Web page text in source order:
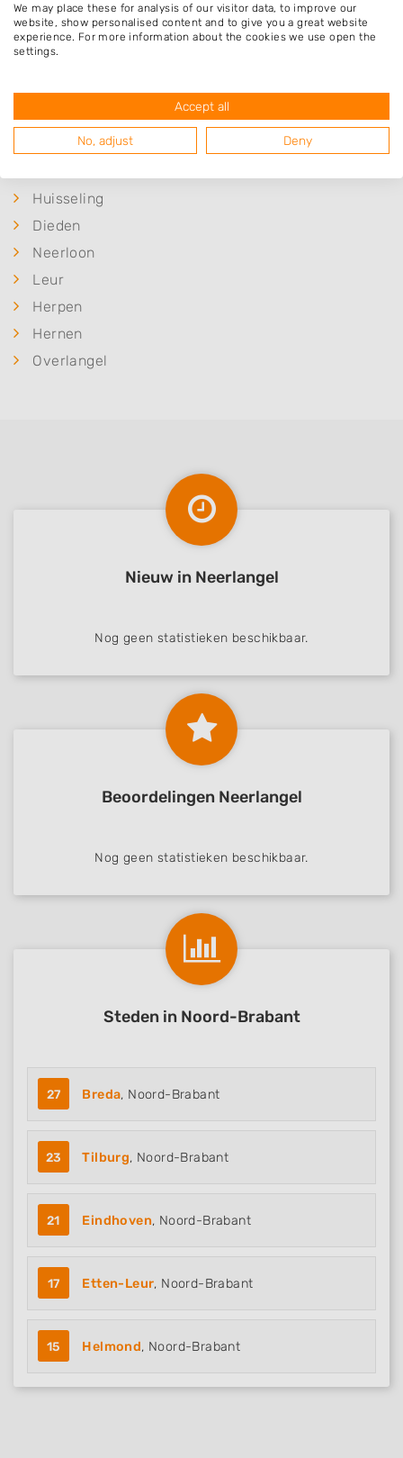
Plaatsen in de buurt
Demen
Deursen-Dennenburg
Batenburg
Huisseling
Dieden
Neerloon
Leur
Herpen
Hernen
Overlangel
Nieuw in Neerlangel
Nog geen statistieken beschikbaar.
Beoordelingen Neerlangel
Nog geen statistieken beschikbaar.
Steden in Noord-Brabant
27 Breda, Noord-Brabant
23 Tilburg, Noord-Brabant
21 Eindhoven, Noord-Brabant
17 Etten-Leur, Noord-Brabant
15 Helmond, Noord-Brabant
We may place these for analysis of our visitor data, to improve our
website, show personalised content and to give you a great website
experience. For more information about the cookies we use open the
settings.
Accept all
No, adjust Deny